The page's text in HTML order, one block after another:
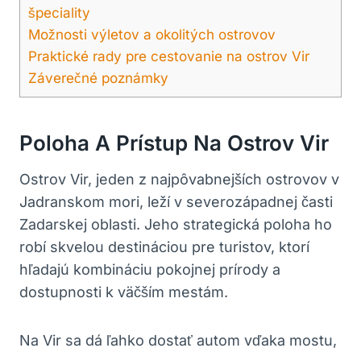
špeciality
Možnosti výletov a okolitých ostrovov
Praktické rady pre cestovanie na ostrov Vir
Záverečné poznámky
Poloha A Prístup Na Ostrov Vir
Ostrov Vir, jeden z najpôvabnejších ostrovov v
Jadranskom mori, leží v severozápadnej časti
Zadarskej oblasti. Jeho strategická poloha ho
robí skvelou destináciou pre turistov, ktorí
hľadajú kombináciu pokojnej prírody a
dostupnosti k väčším mestám.
Na Vir sa dá ľahko dostať autom vďaka mostu,